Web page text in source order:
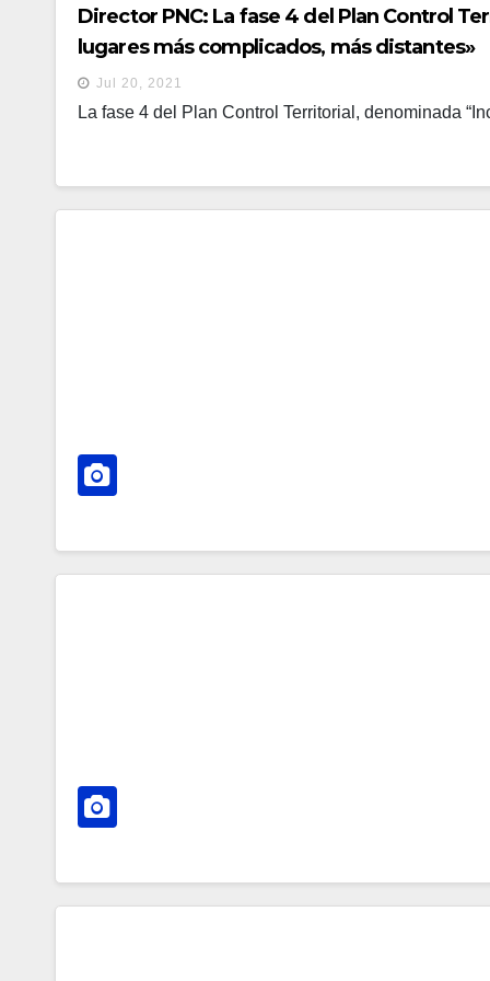
Director PNC: La fase 4 del Plan Control
lugares más complicados, más distantes»
Jul 20, 2021
La fase 4 del Plan Control Territorial, denominada